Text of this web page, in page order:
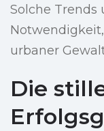
Solche Trends
urbaner
Die